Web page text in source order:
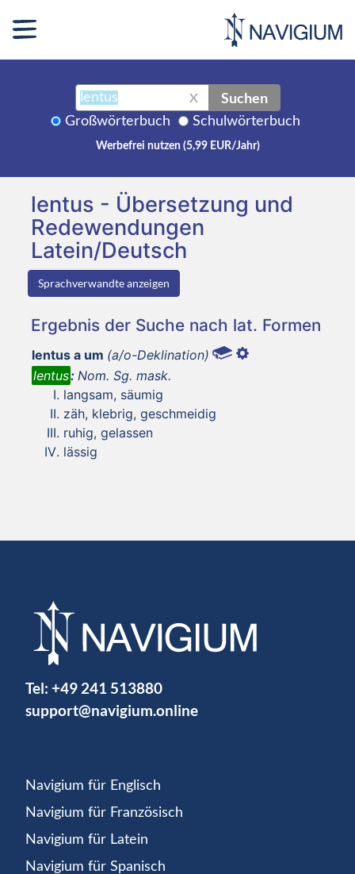
X Suchen
Großwörterbuch Schulwörterbuch
Werbefrei nutzen (5,99 EUR/Jahr)
lentus - Übersetzung und
Redewendungen
Latein/Deutsch
Sprachverwandte anzeigen
Ergebnis der Suche nach lat. Formen
lentus a um (a/o-Deklination)
lentus: Nom. Sg. mask.
langsam, säumig
zäh, klebrig, geschmeidig
ruhig, gelassen
lässig
Tel: +49 241 513880
support@navigium.online
Navigium für Englisch
Navigium für Französisch
Navigium für Latein
Navigium für Spanisch